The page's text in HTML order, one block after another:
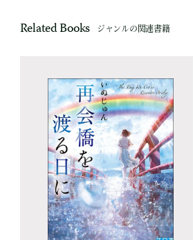
Related Books ジャンルの関連書籍